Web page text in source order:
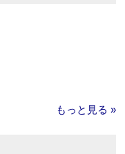
もっと見る »